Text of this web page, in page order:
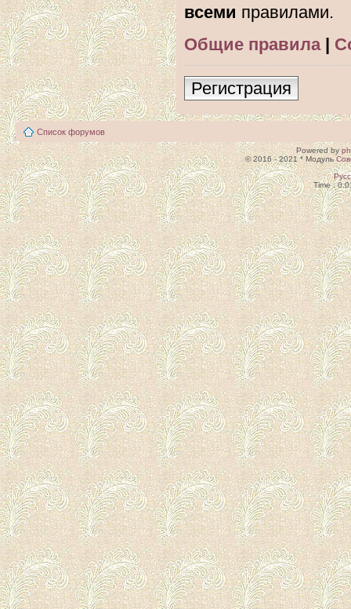
всеми правилами.
Общие правила|
Регистрация
Список форумов
Powered by
© 2016 - 2021 * Модуль
Time :